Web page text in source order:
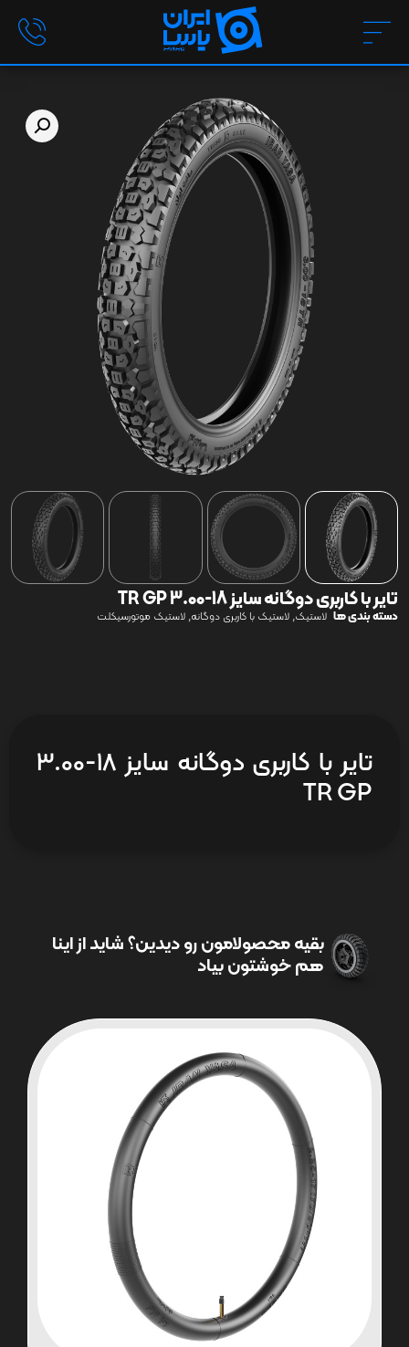
تایر با کاربری دوگانه سایز 18-3.00 TR GP
دسته بندی ها لاستیک, لاستیک با کاربری دوگانه, لاستیک موتورسیکلت
تایر با کاربری دوگانه سایز 18-3.00
TR GP
بقیه محصولامون رو دیدین؟ شاید از اینا
هم خوشتون بیاد